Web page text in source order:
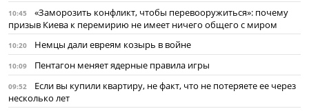
10:45
«Заморозить конфликт, чтобы перевооружиться»: почему
призыв Киева к перемирию не имеет ничего общего с миром
10:20 Немцы дали евреям козырь в войне
10:09 Пентагон меняет ядерные правила игры
09:52
Если вы купили квартиру, не факт, что не потеряете ее через
несколько лет